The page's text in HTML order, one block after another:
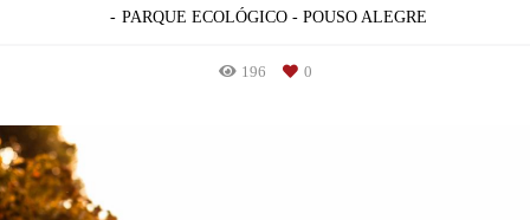
PARQUE ECOLÓGICO - POUSO ALEGRE
196 0